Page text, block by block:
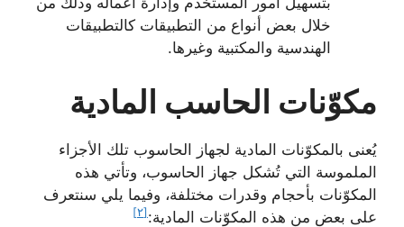
خلال بعض أنواع من التطبيقات كالتطبيقات
الهندسية والمكتبية وغيرها.
مكوّنات الحاسب المادية
يُعنى بالمكوّنات المادية لجهاز الحاسوب تلك الأجزاء
الملموسة التي تُشكل جهاز الحاسوب، وتأتي هذه
المكوّنات بأحجام وقدرات مختلفة، وفيما يلي سنتعرف
على بعض من هذه المكوّنات المادية: [٢]